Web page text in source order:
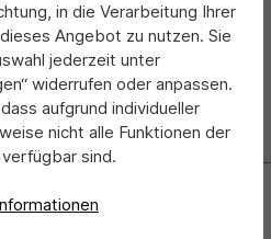
unseren regelmäßig
und Sie werden stets als Erster
und Angebote informiert.
Anmeldung
in die Verarbeitung Ihrer
Angebot zu nutzen. Sie
jederzeit unter
widerrufen oder anpassen.
aufgrund individueller
nicht alle Funktionen der
sind.